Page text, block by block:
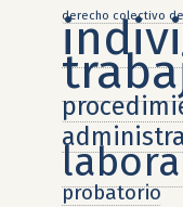
derecho colectivo
probatorio